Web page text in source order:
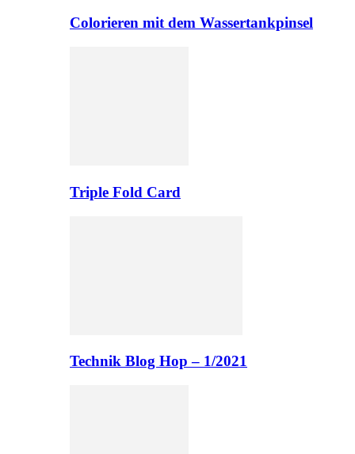
Colorieren mit dem Wassertankpinsel
Triple Fold Card
Technik Blog Hop – 1/2021